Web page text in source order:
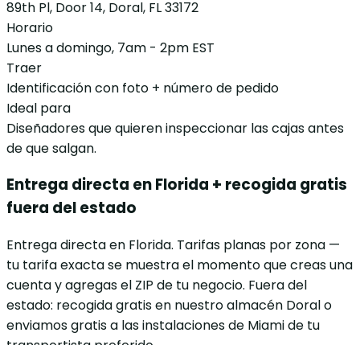
89th Pl, Door 14, Doral, FL 33172
Horario
Lunes a domingo, 7am - 2pm EST
Traer
Identificación con foto + número de pedido
Ideal para
Diseñadores que quieren inspeccionar las cajas antes
de que salgan.
Entrega directa en Florida + recogida gratis
fuera del estado
Entrega directa en Florida. Tarifas planas por zona —
tu tarifa exacta se muestra el momento que creas una
cuenta y agregas el ZIP de tu negocio. Fuera del
estado: recogida gratis en nuestro almacén Doral o
enviamos gratis a las instalaciones de Miami de tu